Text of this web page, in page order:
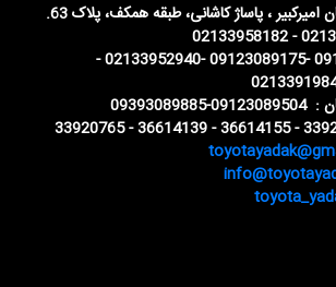
، پاساژ کاشانی، طبقه همکف، پلاک 63.